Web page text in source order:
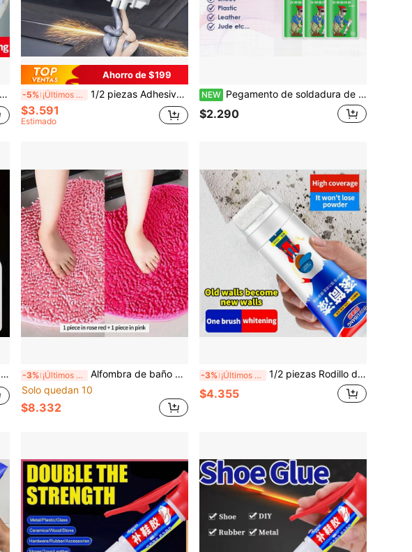
Ahorro de $199
-5% ¡Últimos 2 días 1/2 piezas Adhesivo Super A+B/Adhesivo de Fundición/Adhesivo de Reparación de Metal para Radiador, Tanque de Agua, Tanque de Aceite, Radiador, Metal, Hierro, Energía Solar, Tubería de Agua y Otros Adhesivos Especiales Anti Fugas de Agua, Adhesivo de Soldadura Resistente al Calor de Epoxi de Soldadura en Frío
$3.591
Estimado
NEW Pegamento de soldadura de uso para 3 personas, adhesivo epoxi de alta resistencia para reparación de metales, relleno de soldadura líquido resistente al agua y al calor, agente de soldadura multiusos para acero inoxidable, hierro, plástico, cerámica, madera y sellado de fugas, super pegamento
$2.290
-3% ¡Últimos 2 días
Alfombra de baño de chenilla con forma de corazón de unicolor antideslizante que se puede lavar, absorbente, antideslizante, adecuada para decoración de boda, hogar, baño, alfombra de baño, alfombra de exterior, felpudo, decoración de otoño, accesorios de baño, decoración de entrada escolar
Solo quedan 10
$8.332
-3% ¡Últimos 2 días 1/2 piezas Rodillo de pintura, Pasta de relleno para paredes, Quitamanchas de pintura látex, Herramientas de reparación de paredes desodorizantes
$4.355